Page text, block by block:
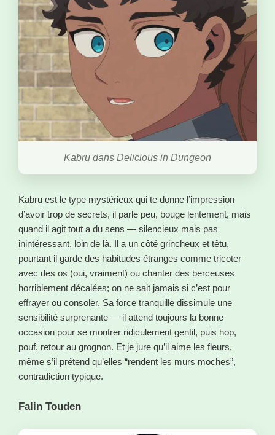
Kabru dans Delicious in Dungeon
Kabru est le type mystérieux qui te donne l’impression
d’avoir trop de secrets, il parle peu, bouge lentement, mais
quand il agit tout a du sens — silencieux mais pas
inintéressant, loin de là. Il a un côté grincheux et têtu,
pourtant il garde des habitudes étranges comme tricoter
avec des os (oui, vraiment) ou chanter des berceuses
horriblement décalées; on ne sait jamais si c’est pour
effrayer ou consoler. Sa force tranquille dissimule une
sensibilité surprenante — il attend toujours la bonne
occasion pour se montrer ridiculement gentil, puis hop,
pouf, retour au grognon. Et je jure qu’il aime les fleurs,
même s’il prétend qu’elles “rendent les murs moches”,
contradiction typique.
Falin Touden